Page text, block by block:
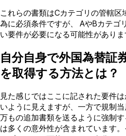
これらの書類はCカテゴリの管轄区
為に必須条件ですが、 AやBカテゴ
い要件が必要になる可能性がありま
自分自身で外国為替証
を取得する方法とは？
見た感じではここに記された要件
いように見えますが、一方で規制
万もの追加書類を送るように強制
は多くの意外性が含まれています